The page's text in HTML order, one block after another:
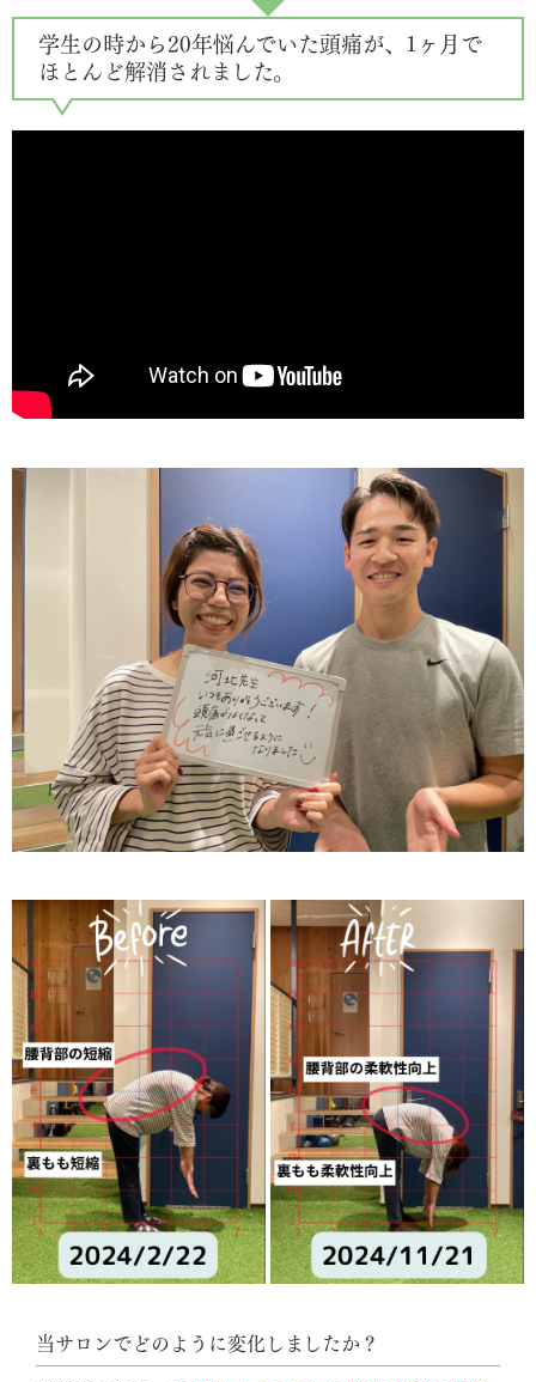
学生の時から20年悩んでいた頭痛が、1ヶ月で
ほとんど解消されました。
当サロンでどのように変化しましたか？